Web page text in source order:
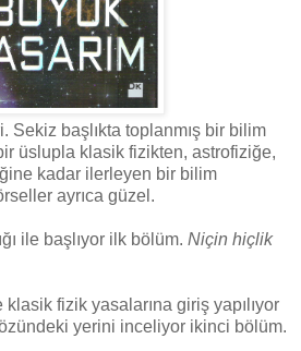
Sekiz başlıkta toplanmış bir bilim
üslupla klasik fizikten, astrofiziğe,
kadar ilerleyen bir bilim
ayrıca güzel.
ile başlıyor ilk bölüm. Niçin hiçlik
klasik fizik yasalarına giriş yapılıyor
yerini inceliyor ikinci bölüm.